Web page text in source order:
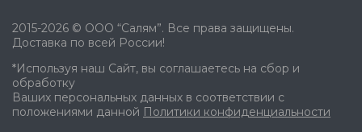
2015-2026 © ООО “Салям”. Все права защищены.
Доставка по всей России!
*Используя наш Сайт, вы соглашаетесь на сбор и
обработку
Ваших персональных данных в соответствии с
положениями данной Политики конфиденциальности